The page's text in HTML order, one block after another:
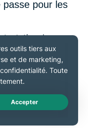
passe pour les
tentative de
changez le mot
urgence.
onglet et
Utilisez un mot
aucun autre site.
éviter les
Live Chat